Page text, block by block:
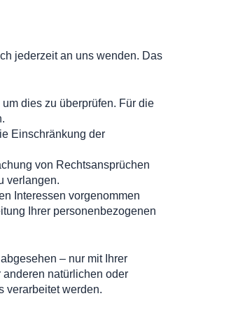
jederzeit an uns wenden. Das
dies zu überprüfen. Für die
Einschränkung der
von Rechtsansprüchen
verlangen.
Interessen vorgenommen
Ihrer personenbezogenen
– nur mit Ihrer
natürlichen oder
verarbeitet werden.